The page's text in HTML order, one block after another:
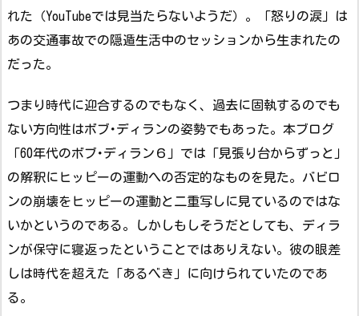
れた（YouTubeでは見当たらないようだ）。「怒りの涙」は
あの交通事故での隠遁生活中のセッションから生まれたの
だった。
つまり時代に迎合するのでもなく、過去に固執するのでも
ない方向性はボブ･ディランの姿勢でもあった。本ブログ
「60年代のボブ･ディラン６」では「見張り台からずっと」
の解釈にヒッピーの運動への否定的なものを見た。バビロ
ンの崩壊をヒッピーの運動と二重写しに見ているのではな
いかというのである。しかしもしそうだとしても、ディラ
ンが保守に寝返ったということではありえない。彼の眼差
しは時代を超えた「あるべき」に向けられていたのであ
る。